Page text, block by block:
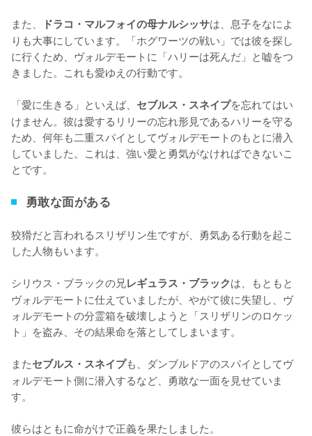
また、 ドラコ・マルフォイの母ナルシッサは、息子をなによ
りも大事にしています。「ホグワーツの戦い」では彼を探し
に行くため、ヴォルデモートに「ハリーは死んだ」と嘘をつ
きました。これも愛ゆえの行動です。
「愛に生きる」といえば、 セブルス・スネイプを忘れてはい
けません。彼は愛するリリーの忘れ形見であるハリーを守る
ため、何年も二重スパイとしてヴォルデモートのもとに潜入
していました。これは、強い愛と勇気がなければできないこ
とです。
勇敢な面がある
狡猾だと言われるスリザリン生ですが、勇気ある行動を起こ
した人物もいます。
シリウス・ブラックの兄レギュラス・ブラックは、もともと
ヴォルデモートに仕えていましたが、やがて彼に失望し、ヴ
ォルデモートの分霊箱を破壊しようと「スリザリンのロケッ
ト」を盗み、その結果命を落としてしまいます。
またセブルス・スネイプも、ダンブルドアのスパイとしてヴ
ォルデモート側に潜入するなど、勇敢な一面を見せていま
す。
彼らはともに命がけで正義を果たしました。